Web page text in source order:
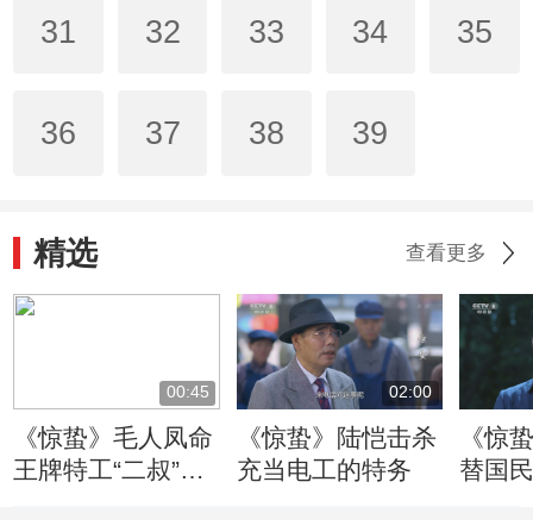
31 32 33 34 35
36 37 38 39
精选 查看更多
00:45
《惊蛰》毛人凤命
王牌特工“二叔”担
02:00
《惊蛰》陆恺击杀
充当电工的特务
《惊
替国